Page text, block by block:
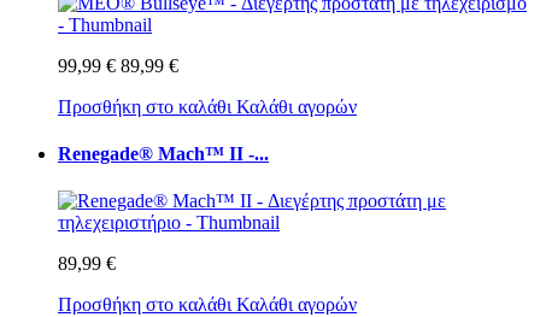
99,99 € 89,99 €
Προσθήκη στο καλάθι Καλάθι αγορών
Renegade® Mach™ II -...
89,99 €
Προσθήκη στο καλάθι Καλάθι αγορών